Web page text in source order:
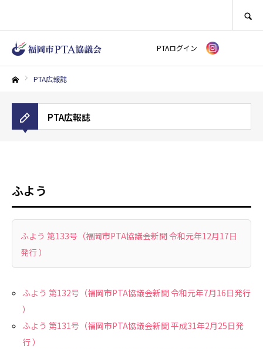
PTAログイン
PTA広報誌
PTA広報誌
ふよう
ふよう 第133号（福岡市PTA協議会新聞 令和元年12月17日
発行 ）
ふよう 第132号（福岡市PTA協議会新聞 令和元年7月16日発行
）
ふよう 第131号（福岡市PTA協議会新聞 平成31年2月25日発
行 ）